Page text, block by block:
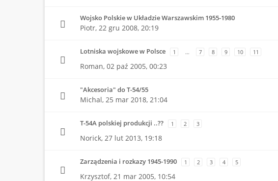
Wojsko Polskie w Układzie Warszawskim 1955-1980
Piotr, 22 gru 2008, 20:19
Lotniska wojskowe w Polsce 1 … 7 8 9 10 11
Roman, 02 paź 2005, 00:23
"Akcesoria" do T-54/55
Michal, 25 mar 2018, 21:04
T-54A polskiej produkcji ..?? 1 2 3
Norick, 27 lut 2013, 19:18
Zarządzenia i rozkazy 1945-1990 1 2 3 4 5
Krzysztof, 21 mar 2005, 10:54